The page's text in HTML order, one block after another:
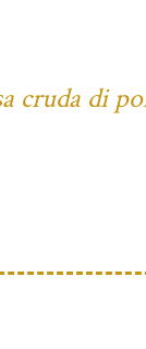
cruda di